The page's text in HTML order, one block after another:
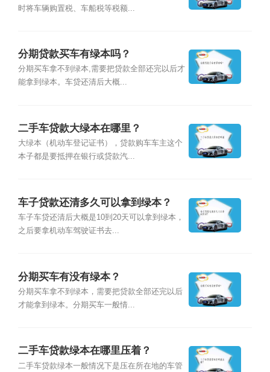
时将车辆购置税、车船税等税额...
分期贷款买车有绿本吗？
分期买车拿不到绿本,需要把贷款全部还完以后才
能拿到绿本。车贷还清后大概...
二手车贷款大绿本在哪里？
大绿本（机动车登记证书），贷款购车车主这个
本子都是要抵押在银行或贷款汽...
车子贷款还清多久可以拿到绿本？
车子车贷还清后大概是10到20天可以拿到绿本，
之后要拿机动车驾驶证书去...
分期买车有没有绿本？
分期买车拿不到绿本，需要把贷款全部还完以后
才能拿到绿本。分期买车一般情...
二手车贷款绿本在哪里压着？
二手车贷款绿本一般情况下是压在所在地的车管